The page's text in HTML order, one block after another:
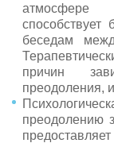
беседам
причин
преодоления,
преодолению